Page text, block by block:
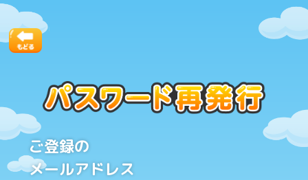
ご登録の
メールアドレス